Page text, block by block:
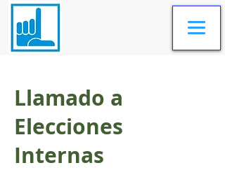
Llamado a
Elecciones
Internas